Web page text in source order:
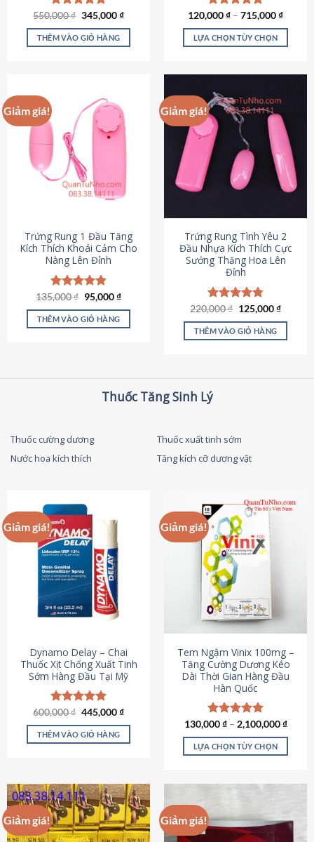
Được xếp
hạng4.81
5 sao
550,000₫ Giá
là:
550,000 ₫.
345,000₫Giá
tại
THÊM VÀO GIỎ HÀNG
Được xếp
hạng4.85
5 sao
120,000₫ – 715,000₫
LỰA CHỌN TÙY CHỌN
có
nhiều
biến
thể.
Các
tùy
chọn
được
chọn
trên
trang
sản
phẩm
Giảm giá!
Trứng Rung 1 Đầu Tăng
Kích Thích Khoái Cảm Cho
Nàng Lên Đỉnh
Được xếp
hạng4.87
5 sao
135,000₫ Giá
gốc
là:
135,000 ₫.
95,000₫Giá
tại
THÊM VÀO GIỎ HÀNG
Giảm giá!
Trứng Rung Tình Yêu 2
Đầu Nhựa Kích Thích Cực
Sướng Thăng Hoa Lên
Đỉnh
Được xếp
hạng4.79
5 sao
220,000₫ Giá
là:
220,000 ₫.
125,000₫Giá
tại
THÊM VÀO GIỎ HÀNG
Thuốc Tăng Sinh Lý
Thuốc cường dương
Thuốc xuất tinh sớm
Nước hoa kích thích
Tăng kích cỡ dương vật
Giảm giá!
Dynamo Delay – Chai
Thuốc Xịt Chống Xuất Tinh
Sớm Hàng Đầu Tại Mỹ
Được xếp
hạng5.00
5 sao
600,000₫ Giá
là:
600,000 ₫.
445,000₫Giá
tại
THÊM VÀO GIỎ HÀNG
Giảm giá!
Tem Ngậm Vinix 100mg –
Tăng Cường Dương Kéo
Dài Thời Gian Hàng Đầu
Hàn Quốc
Được xếp
hạng5.00
5 sao
130,000₫– 2,100,000₫
LỰA CHỌN TÙY CHỌN
nhiều
biến
Giảm giá! Giảm giá!